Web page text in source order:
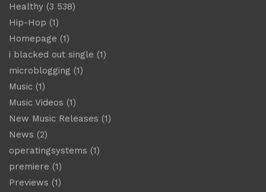
Healthy (3 538)
Hip-Hop (1)
Homepage (1)
i blacked out single (1)
microblogging (1)
Music (1)
Music Videos (1)
New Music Releases (1)
News (2)
operatingsystems (1)
premiere (1)
Previews (1)